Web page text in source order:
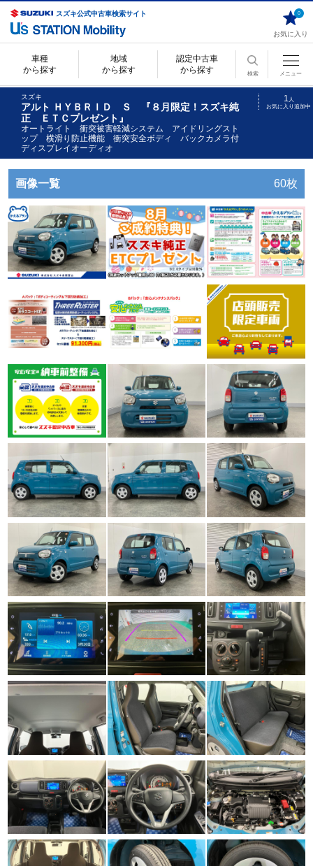
スズキ公式中古車検索サイト
お気に入り
0
車種
から探す
地域
から探す
認定中古車
から探す
検索 メニュー
スズキ
アルト ＨＹＢＲＩＤ Ｓ 『８月限定！スズキ純
正 ＥＴＣプレゼント』
オートライト 衝突被害軽減システム アイドリングスト
ップ 横滑り防止機能 衝突安全ボディ バックカメラ付
ディスプレイオーディオ
1 人
お気に入り追加中
画像一覧 60枚